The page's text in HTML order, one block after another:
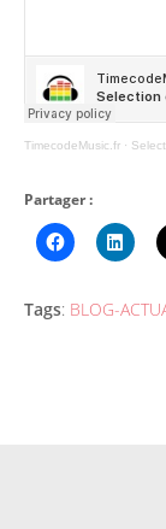
TimecodeMusic.fr ·
Partager :
Tags: BLOG-